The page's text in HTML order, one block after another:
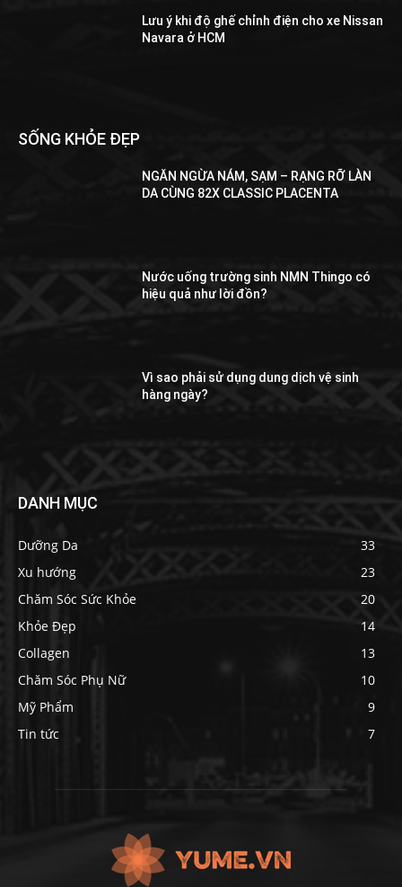
Lưu ý khi độ ghế chỉnh điện cho xe Nissan
Navara ở HCM
SỐNG KHỎE ĐẸP
NGĂN NGỪA NÁM, SẠM – RẠNG RỠ LÀN
DA CÙNG 82X CLASSIC PLACENTA
Nước uống trường sinh NMN Thingo có
hiệu quả như lời đồn?
Vì sao phải sử dụng dung dịch vệ sinh
hàng ngày?
DANH MỤC
Dưỡng Da
33
Xu hướng
23
Chăm Sóc Sức Khỏe
20
Khỏe Đẹp
14
Collagen
13
Chăm Sóc Phụ Nữ
10
Mỹ Phẩm
9
Tin tức
7